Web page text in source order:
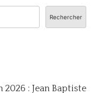
Rechercher
: Jean Baptiste